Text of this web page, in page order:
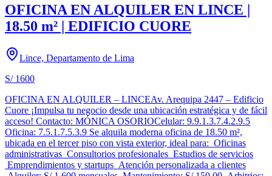
OFICINA EN ALQUILER EN LINCE |
18.50 m² | EDIFICIO CUORE
Lince, Departamento de Lima
S/ 1600
OFICINA EN ALQUILER – LINCEAv. Arequipa 2447 – Edificio
Cuore ¡Impulsa tu negocio desde una ubicación estratégica y de fácil
acceso! Contacto: MÓNICA OSORIOCelular: 9.9.1.3.7.4.2.9.5
Oficina: 7.5.1.7.5.3.9 Se alquila moderna oficina de 18.50 m²,
ubicada en el tercer piso con vista exterior, ideal para: Oficinas
administrativas Consultorios profesionales Estudios de servicios
Emprendimientos y startups Atención personalizada a clientes